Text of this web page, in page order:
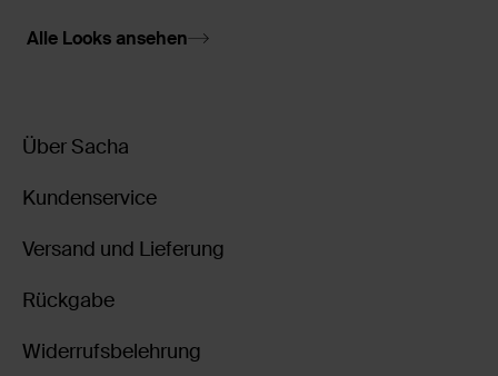
Alle Looks ansehen
Über Sacha
Kundenservice
Versand und Lieferung
Rückgabe
Widerrufsbelehrung